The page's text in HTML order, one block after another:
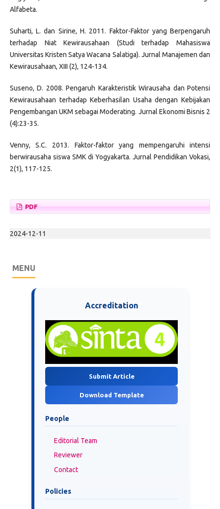
Alfabeta.
Suharti, L. dan Sirine, H. 2011. Faktor-Faktor yang Berpengaruh
terhadap Niat Kewirausahaan (Studi terhadap Mahasiswa
Universitas Kristen Satya Wacana Salatiga). Jurnal Manajemen dan
Kewirausahaan, XIII (2), 124-134.
Suseno, D. 2008. Pengaruh Karakteristik Wirausaha dan Potensi
Kewirausahaan terhadap Keberhasilan Usaha dengan Kebijakan
Pengembangan UKM sebagai Moderating. Jurnal Ekonomi Bisnis 2
(4):23-35.
Venny, S.C. 2013. Faktor-faktor yang mempengaruhi intensi
berwirausaha siswa SMK di Yogyakarta. Jurnal Pendidikan Vokasi,
2(1), 117-125.
PDF
2024-12-11
MENU
Accreditation
Submit Article
Download Template
People
Editorial Team
Reviewer
Contact
Policies